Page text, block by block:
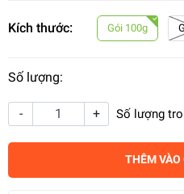
Kích thước: Gói 100g
Số lượng:
- + Số lượng
THÊM VÀO